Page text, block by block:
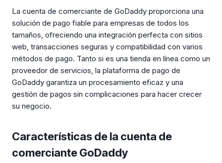
La cuenta de comerciante de GoDaddy proporciona una
solución de pago fiable para empresas de todos los
tamaños, ofreciendo una integración perfecta con sitios
web, transacciones seguras y compatibilidad con varios
métodos de pago. Tanto si es una tienda en línea como un
proveedor de servicios, la plataforma de pago de
GoDaddy garantiza un procesamiento eficaz y una
gestión de pagos sin complicaciones para hacer crecer
su negocio.
Características de la cuenta de
comerciante GoDaddy